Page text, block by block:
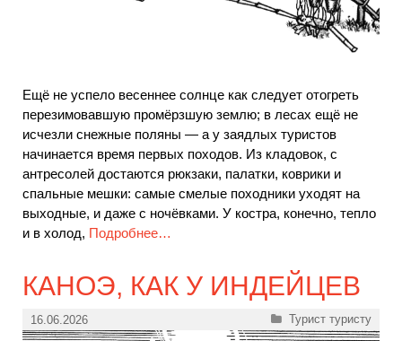
Ещё не успело весеннее солнце как следует отогреть
перезимовавшую промёрзшую землю; в лесах ещё не
исчезли снежные поляны — а у заядлых туристов
начинается время первых походов. Из кладовок, с
антресолей достаются рюкзаки, палатки, коврики и
спальные мешки: самые смелые походники уходят на
выходные, и даже с ночёвками. У костра, конечно, тепло
и в холод, Подробнее…
КАНОЭ, КАК У ИНДЕЙЦЕВ
16.06.2026 Рубрики
Турист туристу